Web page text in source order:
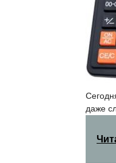
даже